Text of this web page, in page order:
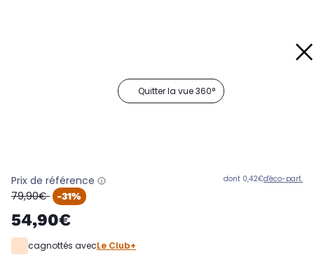
Quitter la vue 360°
Prix de référence
oldPrice
79,90€ -31%
54,90€
dont 0,42€d'éco-part.
cagnottés avecLe Club+